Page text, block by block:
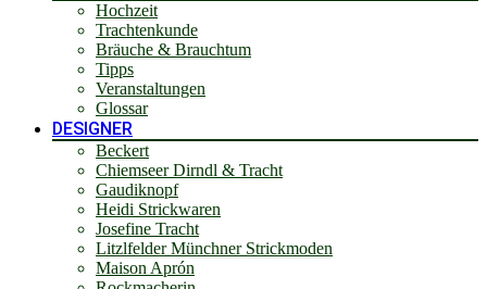
Hochzeit
Trachtenkunde
Bräuche & Brauchtum
Tipps
Veranstaltungen
Glossar
DESIGNER
Beckert
Chiemseer Dirndl & Tracht
Gaudiknopf
Heidi Strickwaren
Josefine Tracht
Litzlfelder Münchner Strickmoden
Maison Aprón